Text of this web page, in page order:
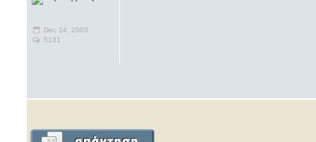
Dec 14, 2003
5131